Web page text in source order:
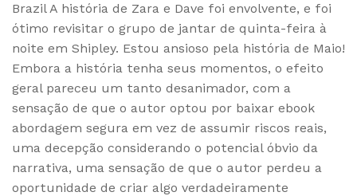
Brazil A história de Zara e Dave foi envolvente, e foi
ótimo revisitar o grupo de jantar de quinta-feira à
noite em Shipley. Estou ansioso pela história de Maio!
Embora a história tenha seus momentos, o efeito
geral pareceu um tanto desanimador, com a
sensação de que o autor optou por baixar ebook
abordagem segura em vez de assumir riscos reais,
uma decepção considerando o potencial óbvio da
narrativa, uma sensação de que o autor perdeu a
oportunidade de criar algo verdadeiramente